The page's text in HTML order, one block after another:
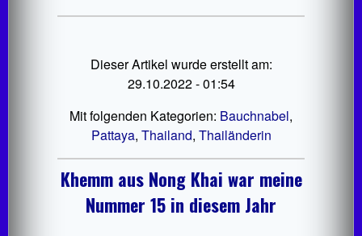
Dieser Artikel wurde erstellt am:
29.10.2022 - 01:54
Mit folgenden Kategorien: Bauchnabel,
Pattaya, Thailand, Thailänderin
Khemm aus Nong Khai war meine
Nummer 15 in diesem Jahr